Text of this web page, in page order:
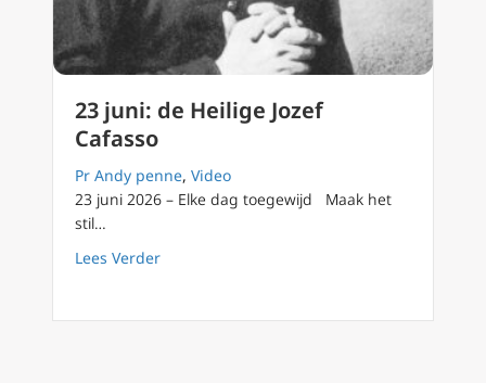
23 juni: de Heilige Jozef
Cafasso
Pr Andy penne, Video
23 juni 2026 – Elke dag toegewijd Maak het
stil…
Lees Verderabout 23 juni: de Heilige Jozef Cafasso